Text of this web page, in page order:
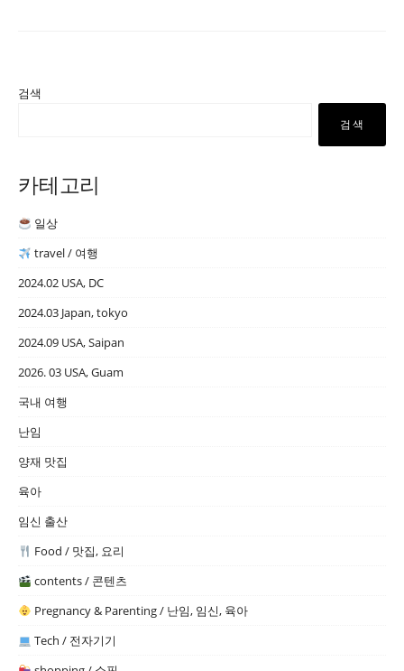
검색
검색
카테고리
일상
travel / 여행
2024.02 USA, DC
2024.03 Japan, tokyo
2024.09 USA, Saipan
2026. 03 USA, Guam
국내 여행
난임
양재 맛집
육아
임신 출산
Food / 맛집, 요리
contents / 콘텐츠
Pregnancy & Parenting / 난임, 임신, 육아
Tech / 전자기기